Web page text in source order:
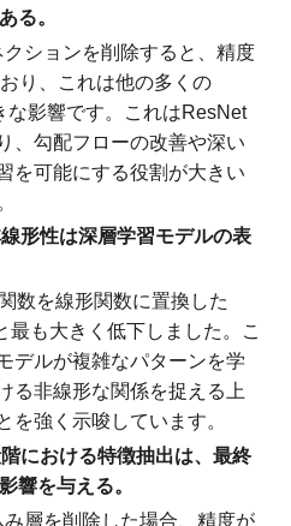
る。
クションを削除すると、精度
り、これは他の多くの
な影響です。これはResNet
、勾配フローの改善や深い
を可能にする役割が大きい
形性は深層学習モデルの表
数を線形関数に置換した
最も大きく低下しました。こ
デルが複雑なパターンを学
る非線形な関係を捉える上
を強く示唆しています。
における特徴抽出は、最終
響を与える。
み層を削除した場合、精度が